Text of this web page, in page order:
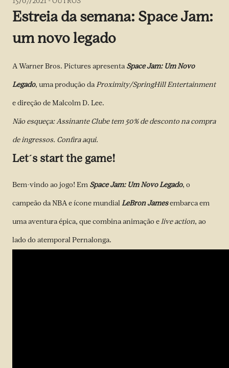
Estreia da semana: Space Jam:
um novo legado
A Warner Bros. Pictures apresenta Space Jam: Um Novo
Legado, uma produção daProximity/SpringHillEntertainment
e direção de Malcolm D. Lee.
Não esqueça: Assinante Clube tem 50% de desconto na compra
de ingressos. Confiraaqui.
Let´s start the game!
Bem-vindo ao jogo! Em Space Jam: Um Novo Legado, o
campeão da NBA e ícone mundialLeBron Jamesembarca em
uma aventura épica, que combina animação elive action, ao
lado do atemporal Pernalonga.